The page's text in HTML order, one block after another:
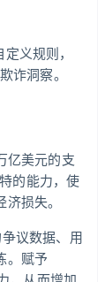
义规则，
诈洞察。
亿美元的支
的能力，使
损失。
议数据、用
。赋予